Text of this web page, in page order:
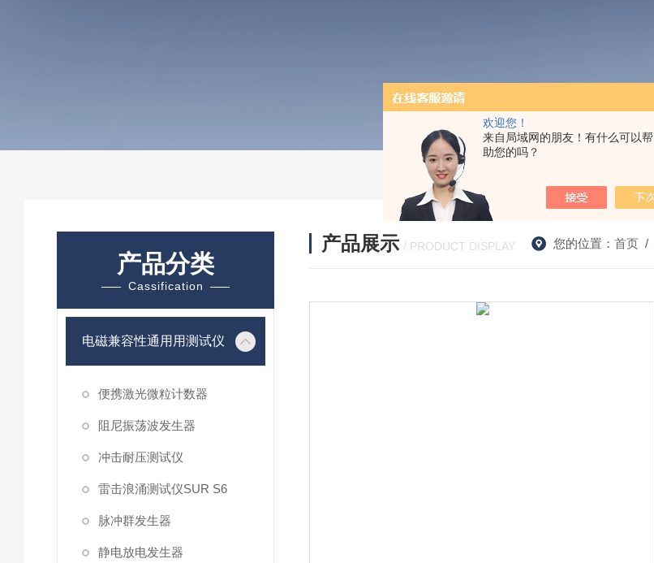
欢迎您！
来自局域网的朋友！有什么可以帮
助您的吗？
产品分类
Cassification
电磁兼容性通用用测试仪
便携激光微粒计数器
阻尼振荡波发生器
冲击耐压测试仪
雷击浪涌测试仪SUR S6
脉冲群发生器
静电放电发生器
产品展示 / PRODUCT DISPLAY 您的位置： 首页/